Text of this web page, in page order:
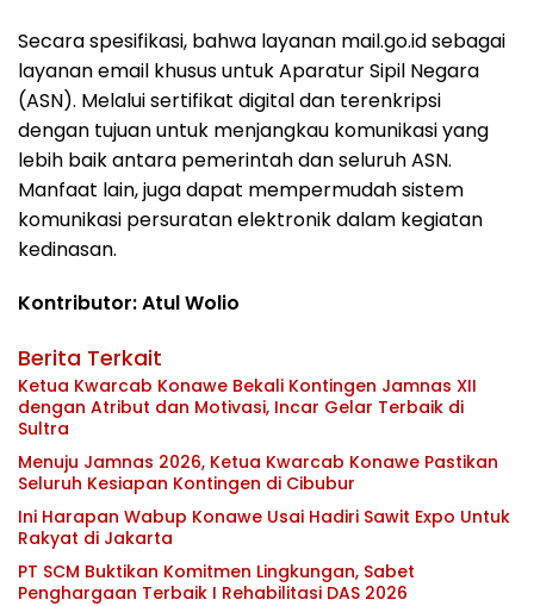
Secara spesifikasi, bahwa layanan mail.go.id sebagai
layanan email khusus untuk Aparatur Sipil Negara
(ASN). Melalui sertifikat digital dan terenkripsi
dengan tujuan untuk menjangkau komunikasi yang
lebih baik antara pemerintah dan seluruh ASN.
Manfaat lain, juga dapat mempermudah sistem
komunikasi persuratan elektronik dalam kegiatan
kedinasan.
Kontributor: Atul Wolio
Berita Terkait
Ketua Kwarcab Konawe Bekali Kontingen Jamnas XII
dengan Atribut dan Motivasi, Incar Gelar Terbaik di
Sultra
Menuju Jamnas 2026, Ketua Kwarcab Konawe Pastikan
Seluruh Kesiapan Kontingen di Cibubur
Ini Harapan Wabup Konawe Usai Hadiri Sawit Expo Untuk
Rakyat di Jakarta
PT SCM Buktikan Komitmen Lingkungan, Sabet
Penghargaan Terbaik I Rehabilitasi DAS 2026